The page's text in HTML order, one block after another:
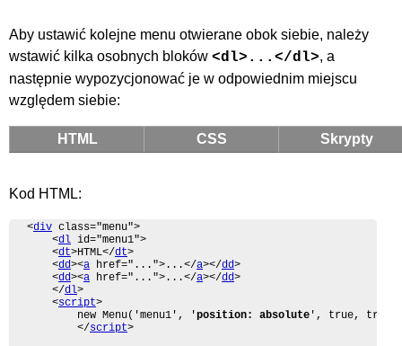
Aby ustawić kolejne menu otwierane obok siebie, należy
wstawić kilka osobnych bloków <dl>...</dl>, a
następnie wypozycjonować je w odpowiednim miejscu
względem siebie:
HTML CSS Skrypty
Kod HTML:
<div class="menu">
	<
dl id="menu1">
	<
dt>HTML</dt>
	<
dd><a href="...">...</a></dd>
	<
dd><a href="...">...</a></dd>
	</
dl>
	<
script>
		new Menu('menu1', '
position: absolute ', true,
		</
script>